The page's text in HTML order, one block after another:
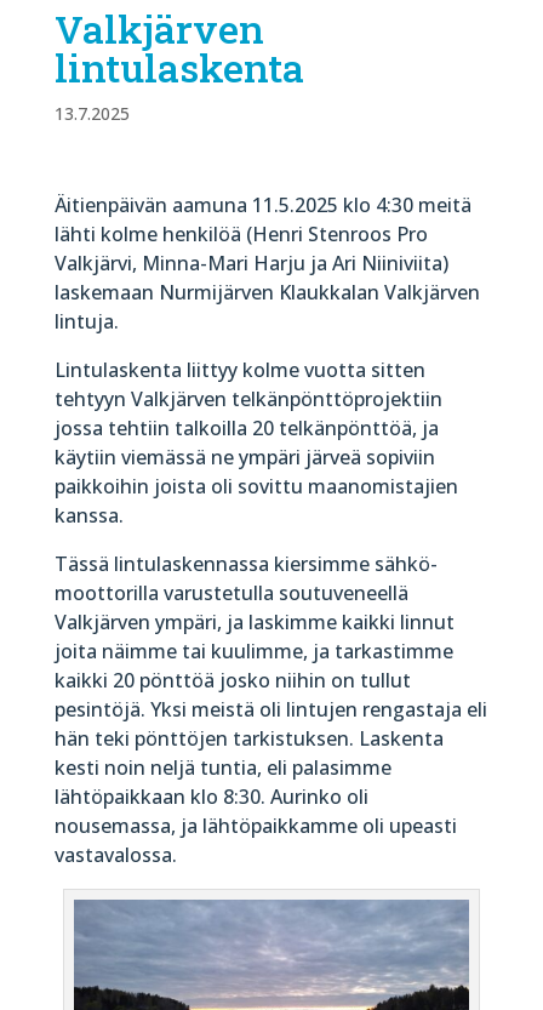
Valkjärven
lintulaskenta
13.7.2025
Äitienpäivän aamuna 11.5.2025 klo 4:30 meitä
lähti kolme henkilöä (Henri Stenroos Pro
Valkjärvi, Minna-Mari Harju ja Ari Niiniviita)
laskemaan Nurmijärven Klaukkalan Valkjärven
lintuja.
Lintulaskenta liittyy kolme vuotta sitten
tehtyyn Valkjärven telkän­pönttö­projektiin
jossa tehtiin talkoilla 20 telkän­pönttöä, ja
käytiin viemässä ne ympäri järveä sopiviin
paikkoihin joista oli sovittu maan­omistajien
kanssa.
Tässä lintulaskennassa kiersimme sähkö­
moottorilla varustetulla soutu­veneellä
Valkjärven ympäri, ja laskimme kaikki linnut
joita näimme tai kuulimme, ja tarkastimme
kaikki 20 pönttöä josko niihin on tullut
pesintöjä. Yksi meistä oli lintujen rengastaja eli
hän teki pönttöjen tarkistuksen. Laskenta
kesti noin neljä tuntia, eli palasimme
lähtöpaikkaan klo 8:30. Aurinko oli
nousemassa, ja lähtö­paikkamme oli upeasti
vastavalossa.